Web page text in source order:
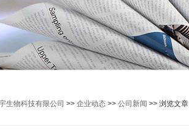
生物科技有限公司 >> 企业动态 >> 公司新闻 >> 浏览文章